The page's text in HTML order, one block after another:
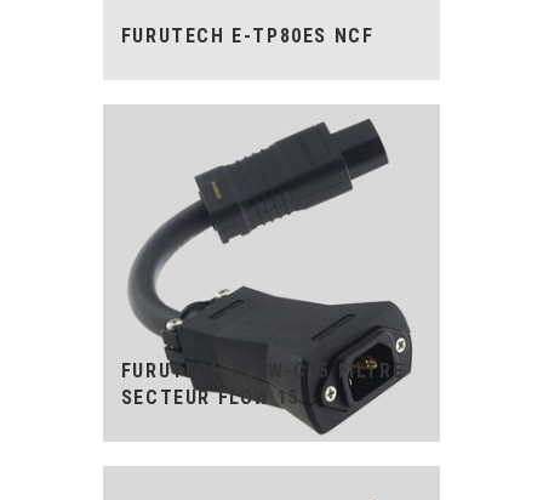
FURUTECH E-TP80ES NCF
FURUTECH FLOW-C15 FILTRE
SECTEUR FLOW 15